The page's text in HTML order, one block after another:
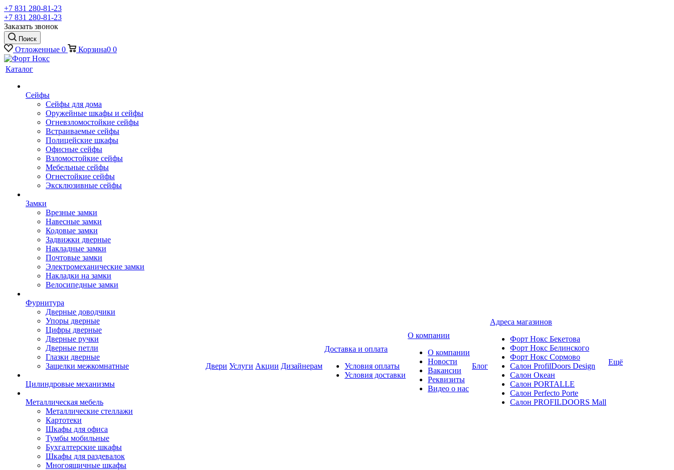
+7 831 280-81-23
+7 831 280-81-23
Заказать звонок
Поиск
Отложенные 0 Корзина0 0
Каталог
Сейфы
Сейфы для дома
Оружейные шкафы и сейфы
Огневзломостойкие сейфы
Встраиваемые сейфы
Полицейские шкафы
Офисные сейфы
Взломостойкие сейфы
Мебельные сейфы
Огнестойкие сейфы
Эксклюзивные сейфы
Замки
Врезные замки
Навесные замки
Кодовые замки
Задвижки дверные
Накладные замки
Почтовые замки
Электромеханические замки
Накладки на замки
Велосипедные замки
Фурнитура
Дверные доводчики
Упоры дверные
Цифры дверные
Дверные ручки
Дверные петли
Глазки дверные
Защелки межкомнатные
Цилиндровые механизмы
Металлическая мебель
Металлические стеллажи
Картотеки
Шкафы для офиса
Тумбы мобильные
Бухгалтерские шкафы
Шкафы для раздевалок
Многоящичные шкафы
Двери Услуги Акции Дизайнерам
Доставка и оплата
Условия оплаты
Условия доставки
О компании
О компании
Новости
Вакансии
Реквизиты
Видео о нас
Блог
Адреса магазинов
Форт Нокс Бекетова
Форт Нокс Белинского
Форт Нокс Сормово
Салон ProfilDoors Design
Салон Океан
Салон PORTALLE
Салон Perfecto Portе
Салон PROFILDOORS Mall
Ещё